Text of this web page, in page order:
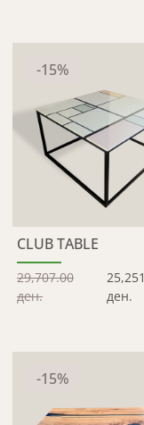
-15%
CLUB TABLE
29,707.00
ден.
ден.
-15%